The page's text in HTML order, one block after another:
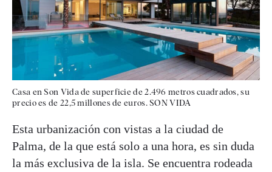
Casa en Son Vida de superficie de 2.496 metros cuadrados, su
precio es de 22,5 millones de euros. SON VIDA
Esta urbanización con vistas a la ciudad de
Palma, de la que está solo a una hora, es sin duda
la más exclusiva de la isla. Se encuentra rodeada